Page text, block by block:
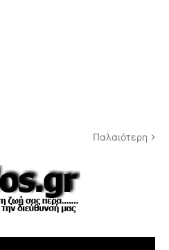
Παλαιότερη